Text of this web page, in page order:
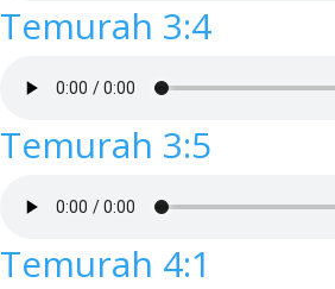
Temurah 3:4
Temurah 3:5
Temurah 4:1